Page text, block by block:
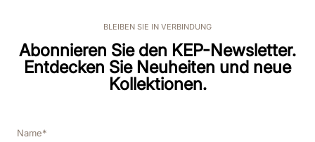
BLEIBEN SIE IN VERBINDUNG
Abonnieren Sie den KEP-Newsletter.
Entdecken Sie Neuheiten und neue
Kollektionen.